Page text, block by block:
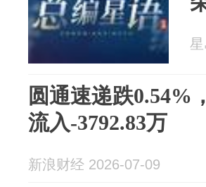
圆通速递跌0.54%
流入-3792.83万
新浪财经 2026-07-09